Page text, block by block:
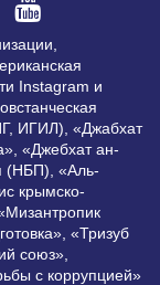
Instagram и
ИГИЛ), «Джабхат
«Джебхат ан-
(НБП), «Аль-
крымско-
«Тризуб
союз»,
с коррупцией»